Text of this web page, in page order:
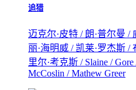
追猎
迈克尔·皮特 / 朗·普尔曼 /
丽·海明威 / 凯莱·罗杰斯 /
里尔·考克斯 / Slaine /
McCoslin / Mathew Greer